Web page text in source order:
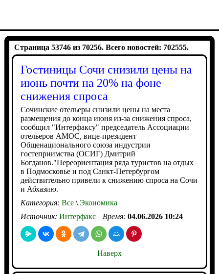
Страница 53746 из 70256. Всего новостей: 702555.
Гостиницы Сочи снизили цены на
июнь почти на 20% на фоне
снижения спроса
Сочинские отельеры снизили цены на места
размещения до конца июня из-за снижения спроса,
сообщил "Интерфаксу" председатель Ассоциации
отельеров АМОС, вице-президент
Общенационального союза индустрии
гостеприимства (ОСИГ) Дмитрий
Богданов."Переориентация ряда туристов на отдых
в Подмосковье и под Санкт-Петербургом
действительно привели к снижению спроса на Сочи
и Абхазию.
Категория: Все\Экономика
Источник: Интерфакс Время: 04.06.2026 10:24
Наверх